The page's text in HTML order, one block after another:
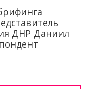
ДНР Даниил